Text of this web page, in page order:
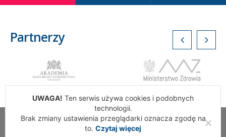
Partnerzy
Wszelkie Prawa Zastrzeżone. Warszawska Okręgowa Izba
Pielęgniarek i Położnych
UWAGA! Ten serwis używa cookies i podobnych
technologii.
Brak zmiany ustawienia przeglądarki oznacza zgodę na
to. Czytaj więcej